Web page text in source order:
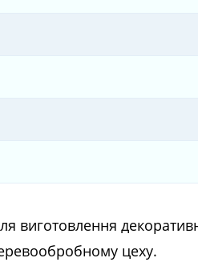
виготовлення
цеху.